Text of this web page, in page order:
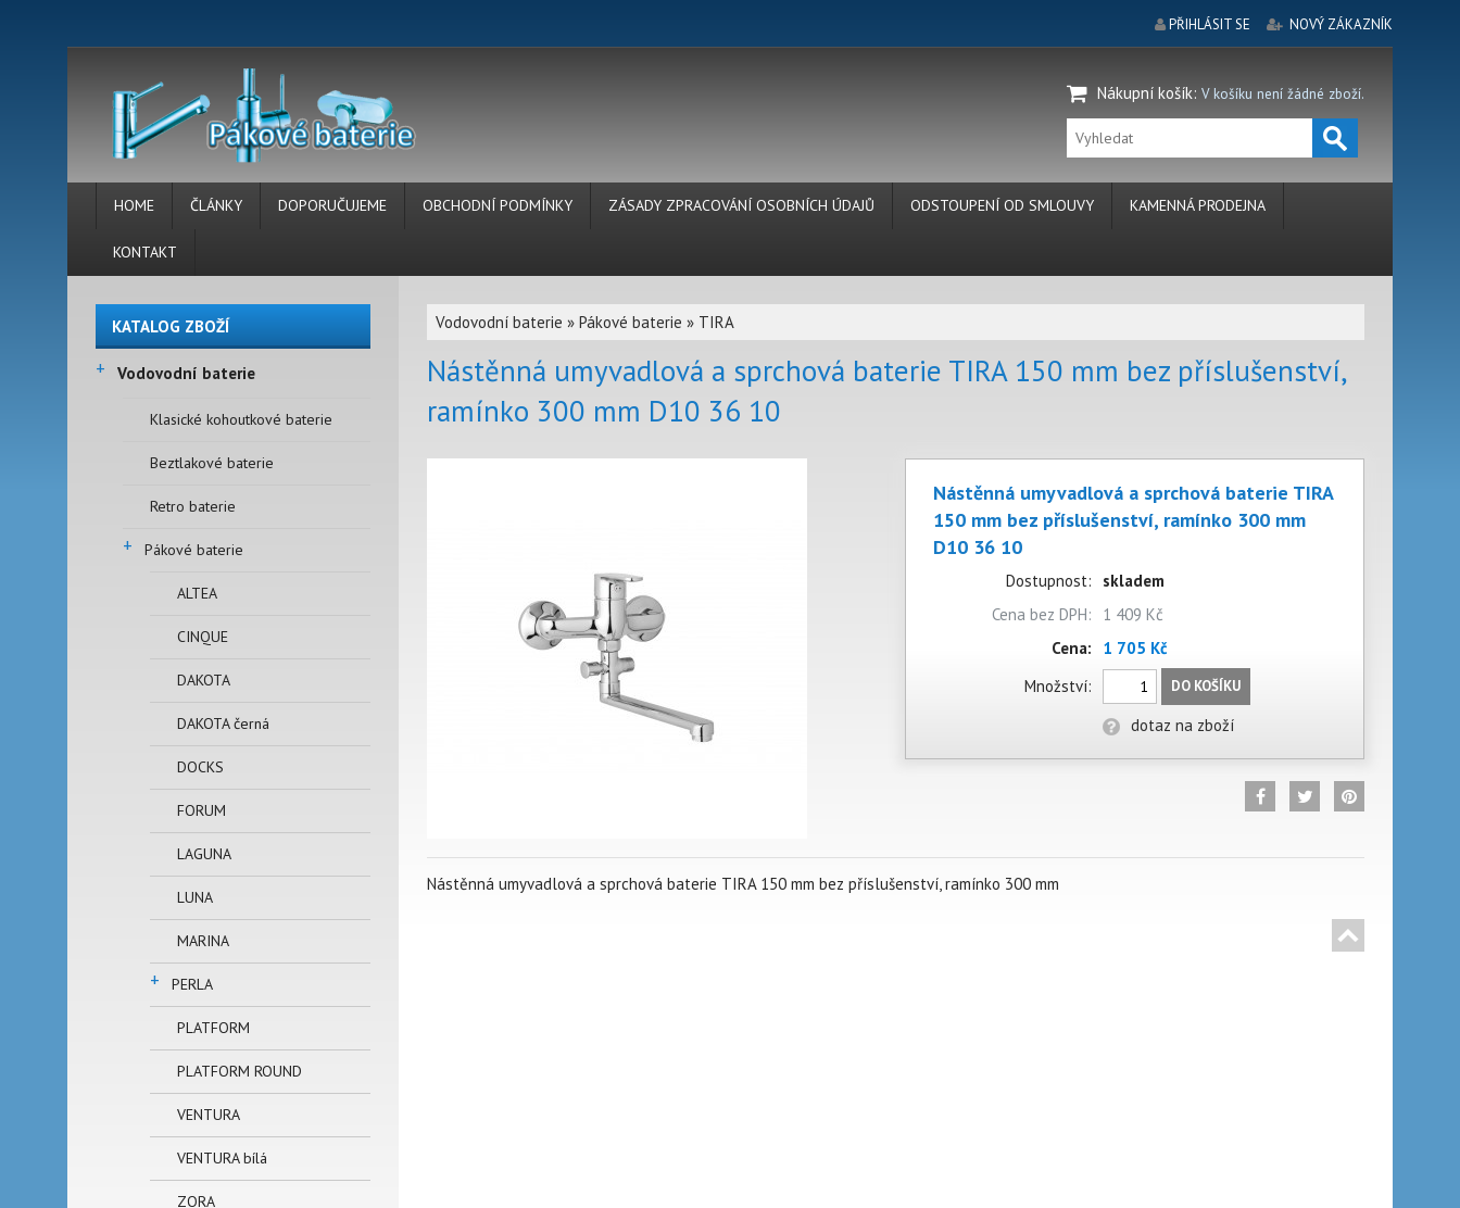
PŘIHLÁSIT SE NOVÝ ZÁKAZNÍK
Nákupní košík: V košíku není žádné zboží.
HOME ČLÁNKY DOPORUČUJEME OBCHODNÍ PODMÍNKY ZÁSADY ZPRACOVÁNÍ OSOBNÍCH ÚDAJŮ ODSTOUPENÍ OD SMLOUVY KAMENNÁ PRODEJNA
KONTAKT
KATALOG ZBOŽÍ
+ Vodovodní baterie
Klasické kohoutkové baterie
Beztlakové baterie
Retro baterie
+ Pákové baterie
ALTEA
CINQUE
DAKOTA
DAKOTA černá
DOCKS
FORUM
LAGUNA
LUNA
MARINA
+ PERLA
PLATFORM
PLATFORM ROUND
VENTURA
VENTURA bílá
ZORA
Vodovodní baterie » Pákové baterie » TIRA
Nástěnná umyvadlová a sprchová baterie TIRA 150 mm bez příslušenství,
ramínko 300 mm D10 36 10
Nástěnná umyvadlová a sprchová baterie TIRA
150 mm bez příslušenství, ramínko 300 mm
D10 36 10
Dostupnost:
skladem
Cena bez DPH:
1 409 Kč
Cena:
1 705 Kč
Množství:
DO KOŠÍKU
dotaz na zboží
Nástěnná umyvadlová a sprchová baterie TIRA 150 mm bez příslušenství, ramínko 300 mm